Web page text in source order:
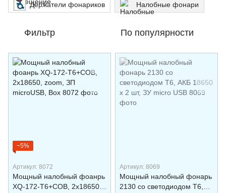
Держатели фонариков Налобные фонари
Фильтр По популярности
−5%
Артикул: 8072
Мощный налобный фоанрь
XQ-172-T6+COB, 2x18650,
Артикул: 8069
Мощный налобный фонарь
2130 со светодиодом T6,